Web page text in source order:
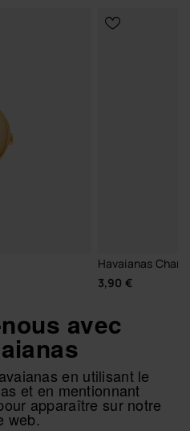
Havaianas
3,90 €
avec
en utilisant le
et en mentionnant
apparaître sur notre
web.